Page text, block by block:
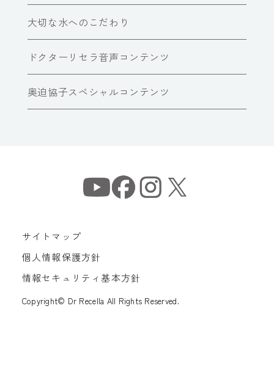
大切な水へのこだわり
ドクターリセラ音声コンテンツ
奥迫協子スペシャルコンテンツ
サイトマップ
個人情報保護方針
情報セキュリティ基本方針
Copyright© Dr Recella All Rights Reserved.